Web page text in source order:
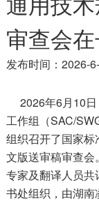
审查会
发布时间：2026-
2026年6月10日
工作组（SAC/
组织召开了国家
文版送审稿审查
专家及翻译人员
书处组织，由湖南